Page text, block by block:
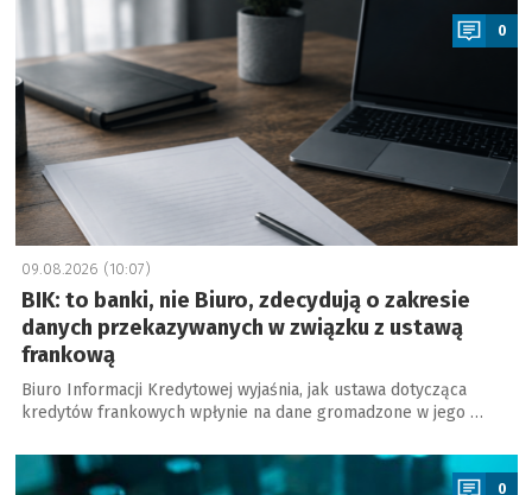
0
09.08.2026 (10:07)
BIK: to banki, nie Biuro, zdecydują o zakresie
danych przekazywanych w związku z ustawą
frankową
Biuro Informacji Kredytowej wyjaśnia, jak ustawa dotycząca
kredytów frankowych wpłynie na dane gromadzone w jego …
a
0